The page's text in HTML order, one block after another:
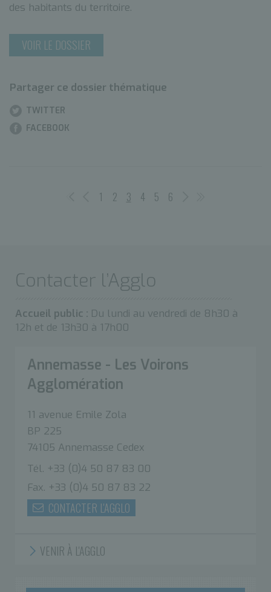
des habitants du territoire.
VOIR LE DOSSIER
Partager ce dossier thématique
TWITTER
FACEBOOK
1 2 3 4 5 6
Contacter l’Agglo
Accueil public : Du lundi au vendredi de 8h30 à
12h et de 13h30 à 17h00
Annemasse - Les Voirons
Agglomération
11 avenue Emile Zola
BP 225
74105 Annemasse Cedex
Tél. +33 (0)4 50 87 83 00
Fax. +33 (0)4 50 87 83 22
CONTACTER L'AGGLO
VENIR À L'AGGLO